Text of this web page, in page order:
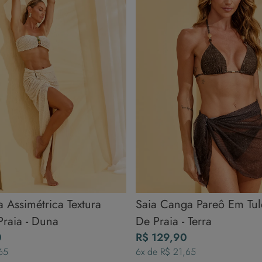
Assimétrica Textura
- Duna
Saia Canga Pareô Em
De Praia - Terra
R$ 129,90
6x de R$ 21,65